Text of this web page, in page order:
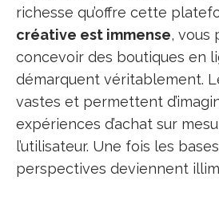
richesse qu’offre cette
créative est immense, vous
concevoir des boutiques en
démarquent véritablement.
vastes et permettent
expériences d’achat sur
l’utilisateur. Une fois les
perspectives deviennent